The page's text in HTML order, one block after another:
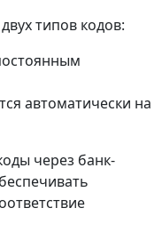
типов кодов:
автоматически на
через банк-